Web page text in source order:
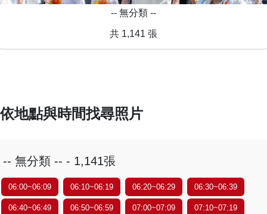
-- 無分類 --
共 1,141 張
依地點與時間找尋照片
-- 無分類 -- - 1,141張
06:00~06:09 06:10~06:19 06:20~06:29 06:30~06:39
06:40~06:49 06:50~06:59 07:00~07:09 07:10~07:19